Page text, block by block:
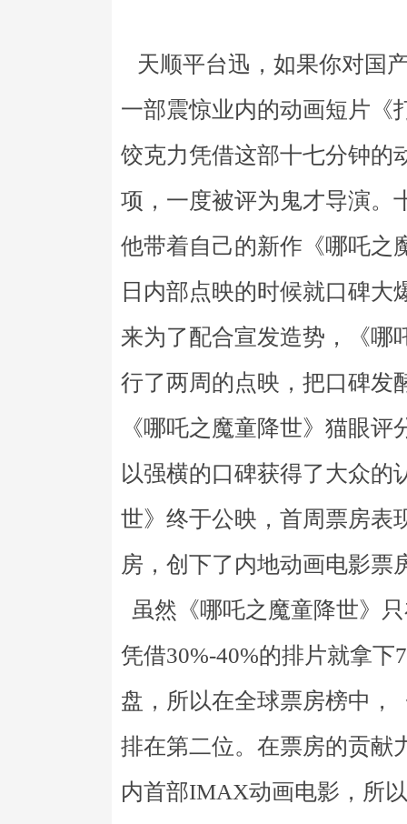
天顺平台迅，如果你对国
一部震惊业内的动画短片《
饺克力凭借这部十七分钟的
项，一度被评为鬼才导演。
他带着自己的新作《哪吒之
日内部点映的时候就口碑大
来为了配合宣发造势，《哪
行了两周的点映，把口碑发
《哪吒之魔童降世》猫眼
以强横的口碑获得了大众的
世》终于公映，首周票房表
房，创下了内地动画电影票
虽然《哪吒之魔童降世》
凭借30%-40%的排片就拿
盘，所以在全球票房榜中，
排在第二位。在票房的贡献
内首部IMAX动画电影，所